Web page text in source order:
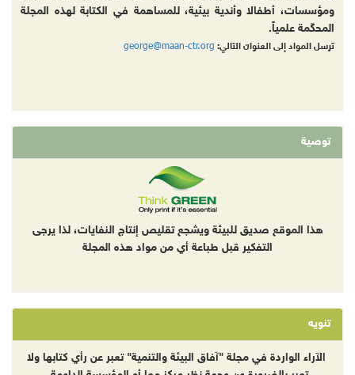
ومؤسسات، أطفالا وأندية بيئية، للمساهمة في الكتابة لهذه المجلة
المحكّمة علمياً.
ترسل المواد إلى العنوان التالي: george@maan-ctr.org
توصية
هذا الموقع صديق للبيئة ويشجع تقليص إنتاج النفايات، لذا يرجى
التفكير قبل طباعة أي من مواد هذه المجلة
تنويه
الآراء الواردة في مجلة "آفاق البيئة والتنمية" تعبر عن رأي كتابها ولا